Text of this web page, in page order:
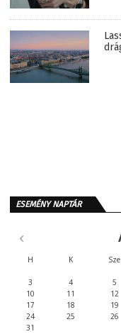
ESEMÉNY NAPTÁR
H K Sze
3
4 5
10
11 12
17
18 19
24
25 26
31